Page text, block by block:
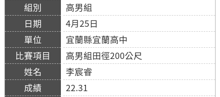
高男組
4月25日
宜蘭縣宜蘭高中
高男組田徑200公尺
李宸睿
22.31